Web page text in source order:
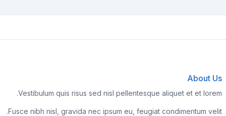
About Us
Vestibulum quis risus sed nisl pellentesque aliquet et et lorem.
Fusce nibh nisl, gravida nec ipsum eu, feugiat condimentum velit.